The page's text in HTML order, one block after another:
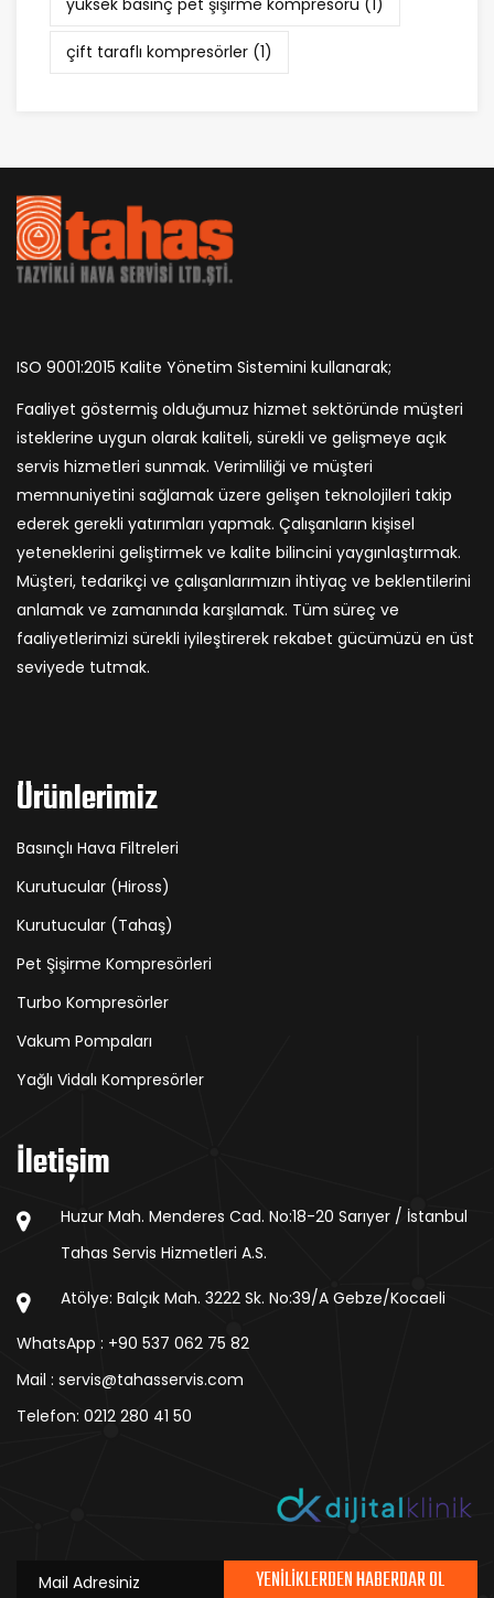
yüksek basınç pet şişirme kompresörü (1)
çift taraflı kompresörler (1)
ISO 9001:2015 Kalite Yönetim Sistemini kullanarak;
Faaliyet göstermiş olduğumuz hizmet sektöründe müşteri
isteklerine uygun olarak kaliteli, sürekli ve gelişmeye açık
servis hizmetleri sunmak. Verimliliği ve müşteri
memnuniyetini sağlamak üzere gelişen teknolojileri takip
ederek gerekli yatırımları yapmak. Çalışanların kişisel
yeteneklerini geliştirmek ve kalite bilincini yaygınlaştırmak.
Müşteri, tedarikçi ve çalışanlarımızın ihtiyaç ve beklentilerini
anlamak ve zamanında karşılamak. Tüm süreç ve
faaliyetlerimizi sürekli iyileştirerek rekabet gücümüzü en üst
seviyede tutmak.
Ürünlerimiz
Basınçlı Hava Filtreleri
Kurutucular (Hiross)
Kurutucular (Tahaş)
Pet Şişirme Kompresörleri
Turbo Kompresörler
Vakum Pompaları
Yağlı Vidalı Kompresörler
İletişim
Huzur Mah. Menderes Cad. No:18-20 Sarıyer / İstanbul
Tahas Servis Hizmetleri A.S.
Atölye: Balçık Mah. 3222 Sk. No:39/A Gebze/Kocaeli
WhatsApp : +90 537 062 75 82
Mail : servis@tahasservis.com
Telefon: 0212 280 41 50
YENILIKLERDEN HABERDAR OL